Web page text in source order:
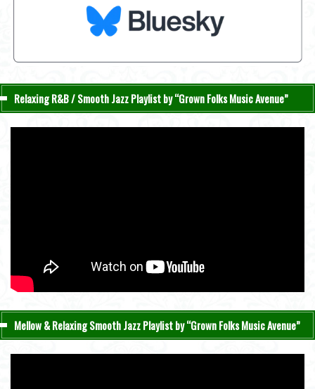
Relaxing R&B / Smooth Jazz Playlist by “Grown Folks Music Avenue”
Mellow & Relaxing Smooth Jazz Playlist by “Grown Folks Music Avenue”